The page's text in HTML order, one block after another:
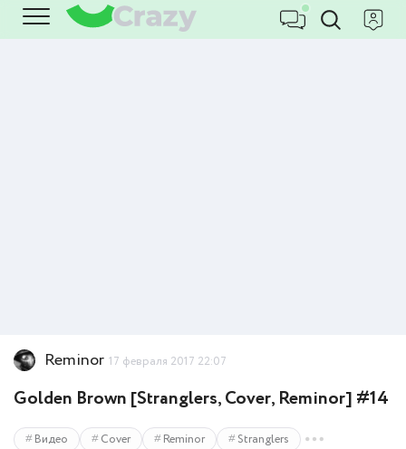
Reminor 17 февраля 2017 22:07
Golden Brown [Stranglers, Cover, Reminor] #14
Видео Cover Reminor Stranglers